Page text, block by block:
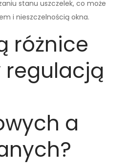
stanu uszczelek, co może
i nieszczelnością okna.
różnice
regulacją
a